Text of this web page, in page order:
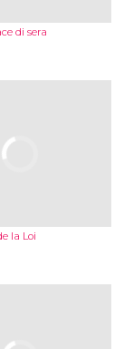
di sera
la Loi